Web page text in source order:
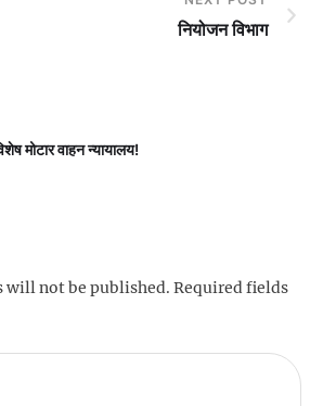
नियोजन विभाग
मोटार वाहन न्यायालय!
will not be published. Required fields